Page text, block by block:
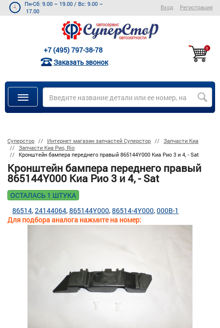
Пн-Сб: 9.00 – 19.00 / Вс: 9.00 –
17.00
Вход Регистрация
+7 (495) 797-38-78
Заказать звонок
0
Суперстор Интернет магазин запчастей Суперстор
Запчасти Киа
Запчасти Киа Рио, Rio
Кронштейн бампера переднего правый 865144Y000 Киа Рио 3 и 4, - Sat
Кронштейн бампера переднего правый
865144Y000 Киа Рио 3 и 4, - Sat
ОСТАЛАСЬ 1 ШТУКА
Для подбора аналога нажмите на номер:
86514 24144064 865144Y000 86514-4Y000 000B-1